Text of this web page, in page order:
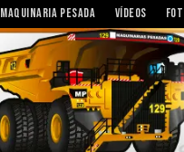
MAQUINARIA PESADA VÍDEOS